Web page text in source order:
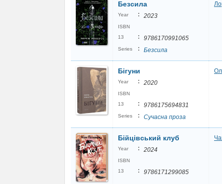
Безсила
Year : 2023
ISBN
13
: 9786170991065
Series : Безсила
Бігуни
Year : 2020
ISBN
13
: 9786175694831
Series : Сучасна проза
Бійцівський клуб
Year : 2024
ISBN
13
: 9786171299085